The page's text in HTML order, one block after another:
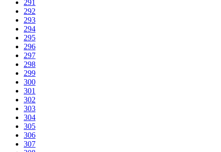
291
292
293
294
295
296
297
298
299
300
301
302
303
304
305
306
307